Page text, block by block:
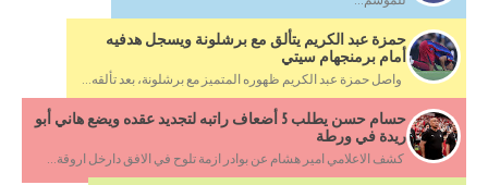
حمزة عبد الكريم يتألق مع برشلونة ويسجل هدفيه
أمام برمنجهام سيتي
واصل حمزة عبد الكريم ظهوره المتميز مع برشلونة، بعد تألقه...
حسام حسن يطلب 5 أضعاف راتبه لتجديد عقده ويضع هاني أبو
ريدة في ورطة
كشف الاعلامي امير هشام عن بوادر ازمة تلوح في الافق دارخل اروقة...